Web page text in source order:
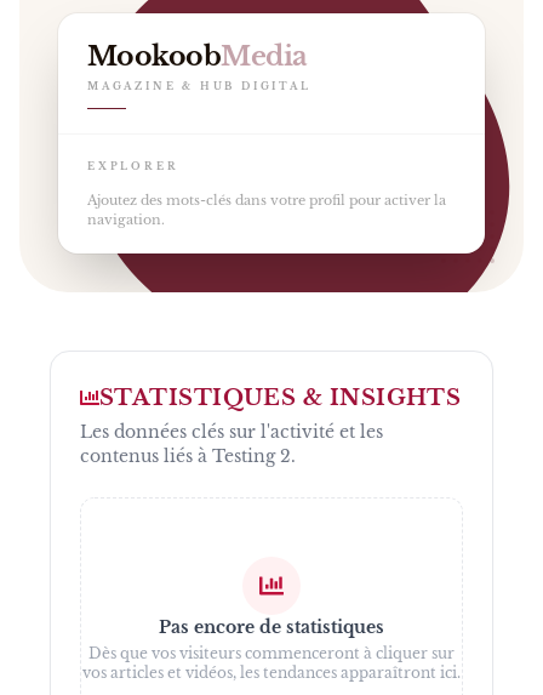
MookoobMedia
MAGAZINE & HUB DIGITAL
EXPLORER
Ajoutez des mots-clés dans votre profil pour activer la
navigation.
STATISTIQUES & INSIGHTS
Les données clés sur l'activité et les
contenus liés à Testing 2.
Pas encore de statistiques
Dès que vos visiteurs commenceront à cliquer sur
vos articles et vidéos, les tendances apparaîtront ici.